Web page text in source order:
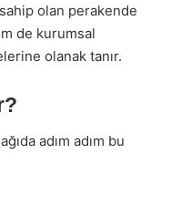
olan perakende
de kurumsal
olanak tanır.
adım adım bu